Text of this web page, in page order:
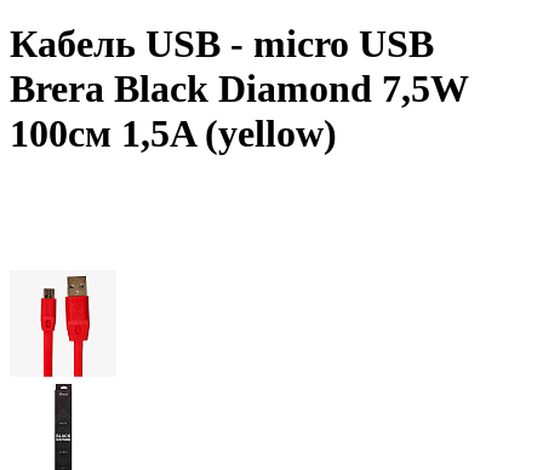
Кабель USB - micro USB
Brera Black Diamond 7,5W
100см 1,5A (yellow)